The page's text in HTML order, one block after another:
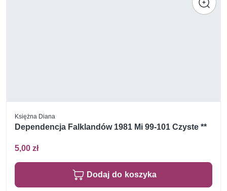
Księżna Diana
Dependencja Falklandów 1981 Mi 99-101 Czyste **
5,00 zł
Dodaj do koszyka